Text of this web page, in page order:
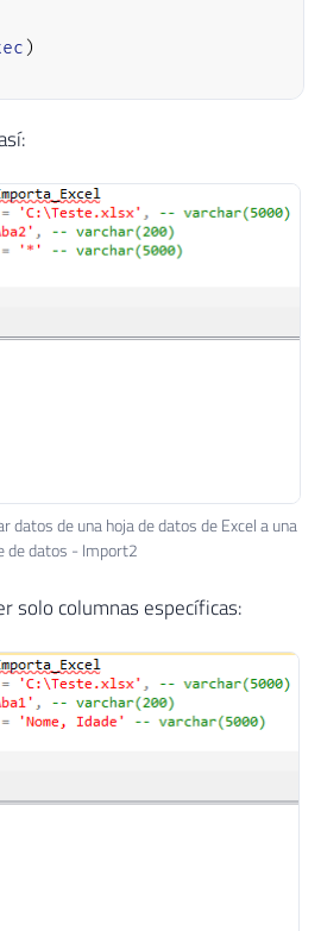
)
datos de una hoja de datos de Excel a una
de datos - Import2
solo columnas específicas: